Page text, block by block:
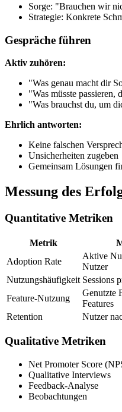
Sorge: "Brauchen wir
Strategie: Konkrete
Gespräche führen
Aktiv zuhören:
"Was genau macht dir
"Was müsste passieren,
"Was brauchst du, um
Ehrlich antworten:
Keine falschen
Unsicherheiten zugeben
Gemeinsam Lösungen
Messung des
Quantitative Metriken
Metrik
Adoption Rate
Aktive
Nutzer
Nutzungshäufigkeit Sessions
Feature-Nutzung
Genutzte
Features
Retention
Nutzer
Qualitative Metriken
Net Promoter Score
Qualitative Interviews
Feedback-Analyse
Beobachtungen